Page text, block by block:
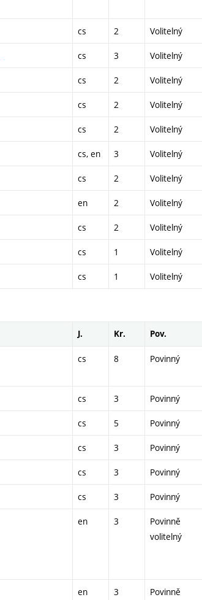
cs 2 Volitelný
cs 3 Volitelný
cs 2 Volitelný
cs 2 Volitelný
cs 2 Volitelný
cs, en 3 Volitelný
cs 2 Volitelný
en 2 Volitelný
cs 2 Volitelný
cs 1 Volitelný
cs 1 Volitelný
J. Kr. Pov.
cs 8 Povinný
cs 3 Povinný
cs 5 Povinný
cs 3 Povinný
cs 3 Povinný
cs 3 Povinný
en 3
Povinně
volitelný
en 3
Povinně